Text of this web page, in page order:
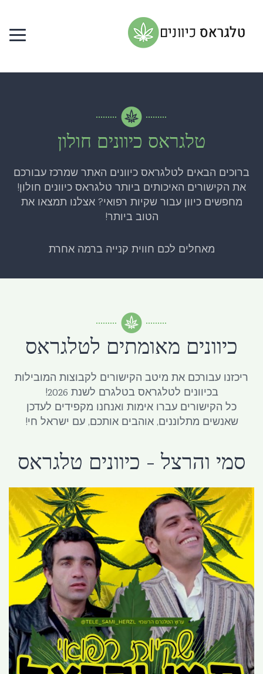
טלגראס כיוונים חולון
ברוכים הבאים לטלגראס כיוונים האתר שמרכז עבורכם
את הקישורים האיכותים ביותר טלגראס כיוונים חולון!
מחפשים כיוון עבור שקיות רפואי? אצלנו תמצאו את
הטוב ביותר!
מאחלים לכם חווית קנייה ברמה אחרת
כיוונים מאומתים לטלגראס
ריכזנו עבורכם את מיטב הקישורים לקבוצות המובילות
בכיוונים לטלגראס בטלגרם לשנת 2026!
כל הקישורים עברו אימות ואנחנו מקפידים לעדכן
שאנשים מתלוננים, אוהבים אותכם, עם ישראל חי!
סמי והרצל - כיוונים טלגראס